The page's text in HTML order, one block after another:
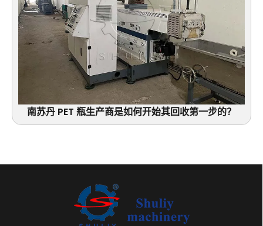
南苏丹 PET 瓶生产商是如何开始其回收第一步的？